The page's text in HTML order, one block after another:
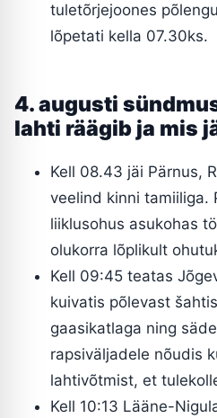
tuletõrjejoones
lõpetati kella 07.30ks.
4. augusti
lahti räägib ja mis
Kell 08.43 jäi Pärnus,
veelind kinni tamiiliga.
liiklusohus asukohas
olukorra lõplikult
Kell 09:45 teatas
kuivatis põlevast
gaasikatlaga ning
rapsiväljadele nõudis
lahtivõtmist, et
Kell 10:13 Lääne-